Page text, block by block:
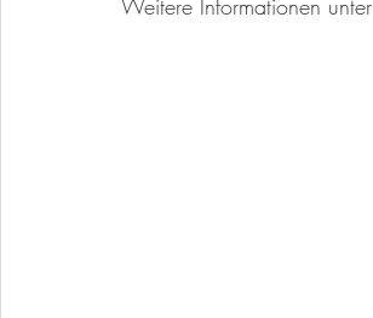
Weitere Informationen unter